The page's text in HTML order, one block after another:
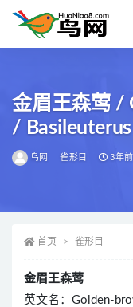
金眉王森莺 /
/
鸟网 雀形目 3年前
首页 雀形目
金眉王森莺
英文名：Golden-